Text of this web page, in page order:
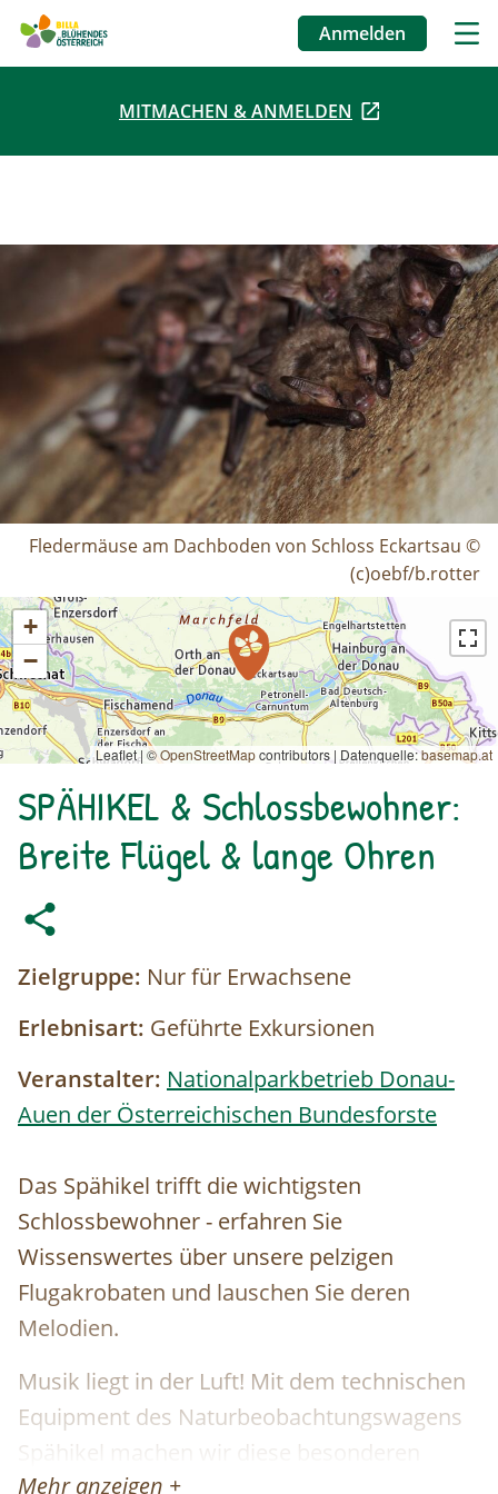
Direkt
Benutzermenü
Anmelden
MITMACHEN & ANMELDEN
Fledermäuse am Dachboden von Schloss Eckartsau ©
(c)oebf/b.rotter
+
−
Leaflet | ©OpenStreetMapcontributors | Datenquelle:basemap.at
SPÄHIKEL & Schlossbewohner:
Breite Flügel & lange Ohren
Zielgruppe: Nur für Erwachsene
Erlebnisart: Geführte Exkursionen
Veranstalter: Nationalparkbetrieb Donau-
Auen der Österreichischen Bundesforste
Das Spähikel trifft die wichtigsten
Schlossbewohner - erfahren Sie
Wissenswertes über unsere pelzigen
Flugakrobaten und lauschen Sie deren
Melodien.
Musik liegt in der Luft! Mit dem technischen
Equipment des Naturbeobachtungswagens
Spähikel machen wir diese besonderen
Mehr anzeigen +